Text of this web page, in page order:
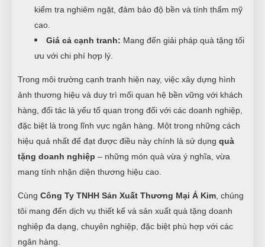
kiểm tra nghiêm ngặt, đảm bảo độ bền và tính thẩm mỹ
cao.
Giá cả cạnh tranh: Mang đến giải pháp quà tặng tối
ưu với chi phí hợp lý.
Trong môi trường cạnh tranh hiện nay, việc xây dựng hình
ảnh thương hiệu và duy trì mối quan hệ bền vững với khách
hàng, đối tác là yếu tố quan trọng đối với các doanh nghiệp,
đặc biệt là trong lĩnh vực ngân hàng. Một trong những cách
hiệu quả nhất để đạt được điều này chính là sử dụng quà
tặng doanh nghiệp – những món quà vừa ý nghĩa, vừa
mang tính nhận diện thương hiệu cao.
Cùng Công Ty TNHH Sản Xuất Thương Mại Á Kim , chúng
tôi mang đến dịch vụ thiết kế và sản xuất quà tặng doanh
nghiệp đa dạng, chuyên nghiệp, đặc biệt phù hợp với các
ngân hàng.